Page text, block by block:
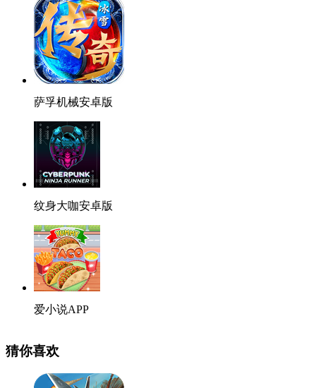
萨孚机械安卓版
纹身大咖安卓版
爱小说APP
猜你喜欢